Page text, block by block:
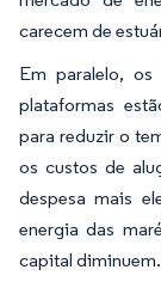
carecem de
Em paralelo,
plataformas
para reduzir o
os custos de
despesa mais
energia das
capital diminuem.